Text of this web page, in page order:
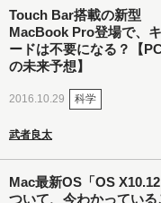
Touch Bar搭載の新型
MacBook Pro登場で、
ードは不要になる？【
の未来予想】
2016.10.29 科学
武者良太
Mac最新OS「OS
ついて、今わかっている